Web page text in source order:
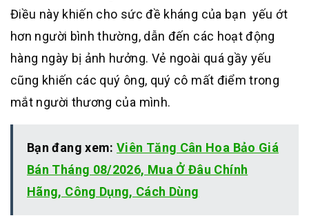
Điều này khiến cho sức đề kháng của bạn yếu ớt
hơn người bình thường, dẫn đến các hoạt động
hàng ngày bị ảnh hưởng. Vẻ ngoài quá gầy yếu
cũng khiến các quý ông, quý cô mất điểm trong
mắt người thương của mình.
Bạn đang xem:Viên Tăng Cân Hoa Bảo Giá
Bán Tháng 08/2026, Mua Ở Đâu Chính
Hãng, Công Dụng, Cách Dùng